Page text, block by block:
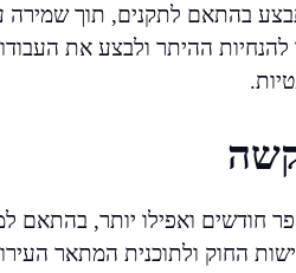
בהתאם לתקנים, תוך שמירה
ההיתר ולבצע את
חודשים ואפילו יותר, בהתאם
החוק ולתוכנית המתאר